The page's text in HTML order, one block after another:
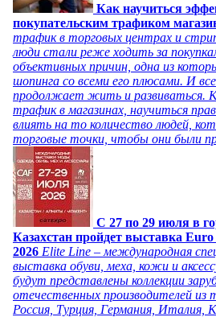
Как научиться
покупательским трафиком
трафик в торговых центрах и
люди стали реже ходить за
объективных причин, одна из
шопинга со всеми его плюсами. И
продолжает жить и развиваться.
трафик в магазинах, научиться
влиять на то количество людей,
торговые точки, чтобы они были
C 27 по 29 июля в
Казахстан пройдет выставка
2026 Elite Line – международная
выставка обуви, меха, кожи и
будут представлены коллекции
отечественных производителей из
Россия, Турция, Германия, Италия,